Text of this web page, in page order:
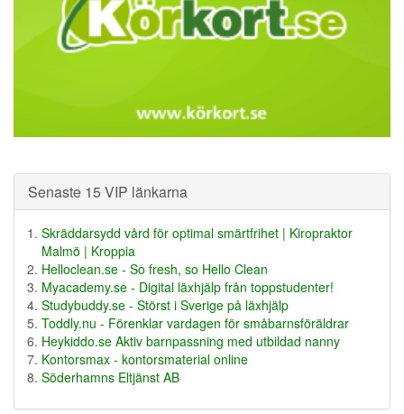
Senaste 15 VIP länkarna
Skräddarsydd vård för optimal smärtfrihet | Kiropraktor
Malmö | Kroppia
Helloclean.se - So fresh, so Hello Clean
Myacademy.se - Digital läxhjälp från toppstudenter!
Studybuddy.se - Störst i Sverige på läxhjälp
Toddly.nu - Förenklar vardagen för småbarnsföräldrar
Heykiddo.se Aktiv barnpassning med utbildad nanny
Kontorsmax - kontorsmaterial online
Söderhamns Eltjänst AB